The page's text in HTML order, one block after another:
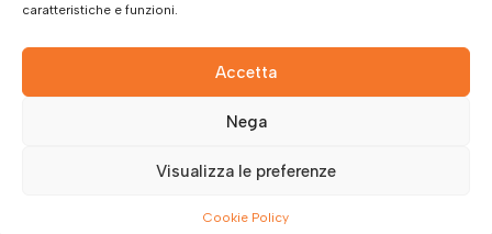
caratteristiche e funzioni.
Accetta
Nega
Visualizza le preferenze
Cookie Policy